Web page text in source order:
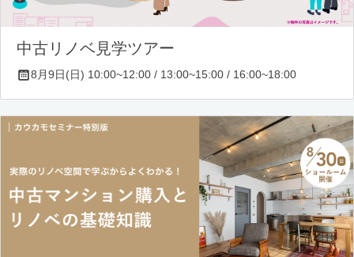
中古リノベ見学ツアー
8月9日(日) 10:00~12:00 / 13:00~15:00 / 16:00~18:00